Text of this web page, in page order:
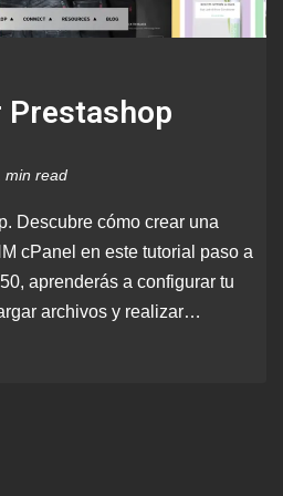
Prestashop
min read
Descubre cómo crear una
cPanel en este tutorial paso a
aprenderás a configurar tu
archivos y realizar…